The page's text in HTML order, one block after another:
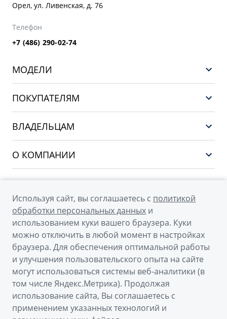
Орел, ул. Ливенская, д. 76
Телефон
+7 (486) 290-02-74
МОДЕЛИ
EX5
PREFACE
CITYRAY
ATLAS
OKAVANGO
MONJARO
ПОКУПАТЕЛЯМ
ВЛАДЕЛЬЦАМ
О КОМПАНИИ
Новости
Наша команда
Правовая информация
Контакты
Мы в соцсетях
© 2026
Официальный сайт Geely в России
Политика обработки персональных данных
Используя сайт, вы соглашаетесь с политикой
обработки персональных данных и
использованием куки вашего браузера. Куки
можно отключить в любой момент в настройках
браузера. Для обеспечения оптимальной работы
и улучшения пользовательского опыта на сайте
могут использоваться системы веб-аналитики (в
том числе Яндекс.Метрика). Продолжая
использование сайта, Вы соглашаетесь с
применением указанных технологий и